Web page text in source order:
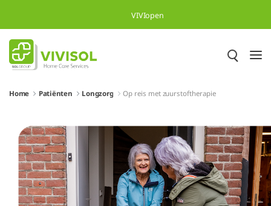
VIVIopen
Home Patiënten Longzorg Op reis met zuurstoftherapie